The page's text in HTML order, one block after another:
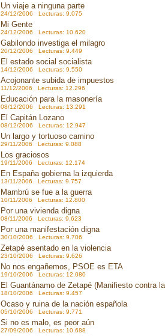
Un viaje a ninguna parte
24/12/2006 Lecturas: 9.075
Mi Gente
24/12/2006 Lecturas: 10.620
Gabilondo investiga el milagro
20/12/2006 Lecturas: 9.449
El estado social socialista
14/12/2006 Lecturas: 9.550
Acojonante subida de impuestos
11/12/2006 Lecturas: 12.296
Educación para la masonería
08/12/2006 Lecturas: 13.291
El Capitán Lozano
08/12/2006 Lecturas: 12.947
Un largo y tortuoso camino
29/11/2006 Lecturas: 9.088
Los graciosos
19/11/2006 Lecturas: 12.174
En España gobierna la izquierda
13/11/2006 Lecturas: 9.757
Mambrú se fue a la guerra
10/11/2006 Lecturas: 12.800
Por una vivienda digna
08/11/2006 Lecturas: 9.623
Por una manifestación digna
30/10/2006 Lecturas: 9.706
Zetapé asentado en la violencia
23/10/2006 Lecturas: 9.626
No nos engañemos, PSOE es ETA
19/10/2006 Lecturas: 12.080
El Guantánamo de Zetapé (Manifiesto contra
18/10/2006 Lecturas: 9.457
Ocaso y ruina de la nación española
05/10/2006 Lecturas: 9.771
Si no es malo, es peor aún
27/09/2006 Lecturas: 10.688